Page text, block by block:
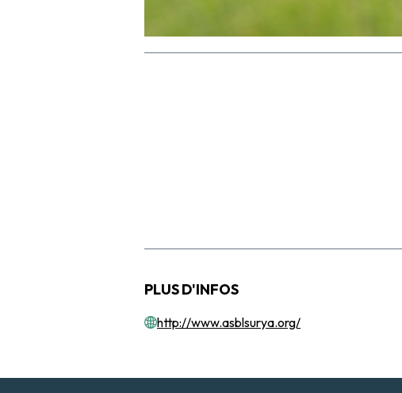
PLUS D'INFOS
http://www.asblsurya.org/